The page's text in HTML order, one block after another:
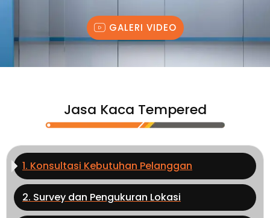
GALERI VIDEO
Jasa Kaca Tempered
1. Konsultasi Kebutuhan Pelanggan
2. Survey dan Pengukuran Lokasi